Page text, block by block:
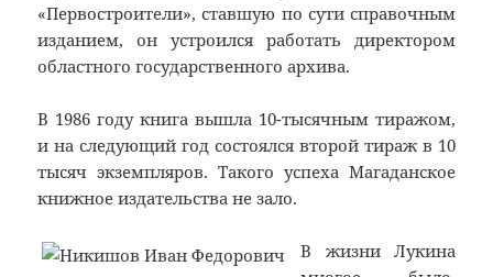
«Первостроители», ставшую по сути справочным
изданием, он устроился работать директором
областного государственного архива.
В 1986 году книга вышла 10-тысячным тиражом,
и на следующий год состоялся второй тираж в 10
тысяч экземпляров. Такого успеха Магаданское
книжное издательства не зало.
В жизни Лукина